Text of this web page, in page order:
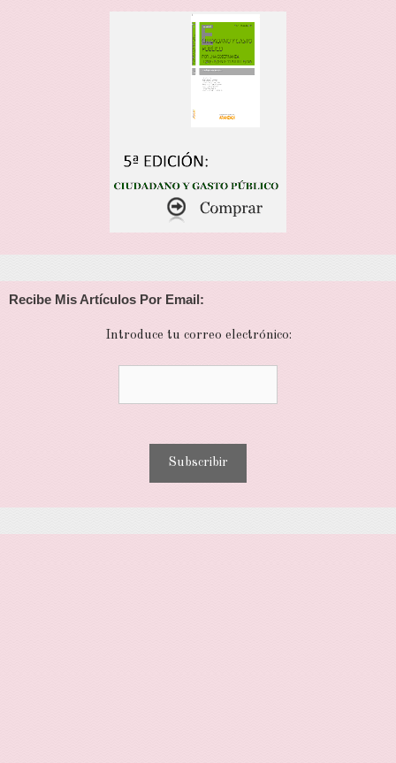
Recibe Mis Artículos Por Email:
Introduce tu correo electrónico: